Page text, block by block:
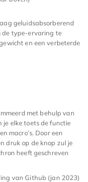
geluidsabsorberend
de type-ervaring te
en een verbeterde
met behulp van
je elke toets de functie
macro’s. Door een
druk op de knop zul je
heeft geschreven
van Github (jan 2023)